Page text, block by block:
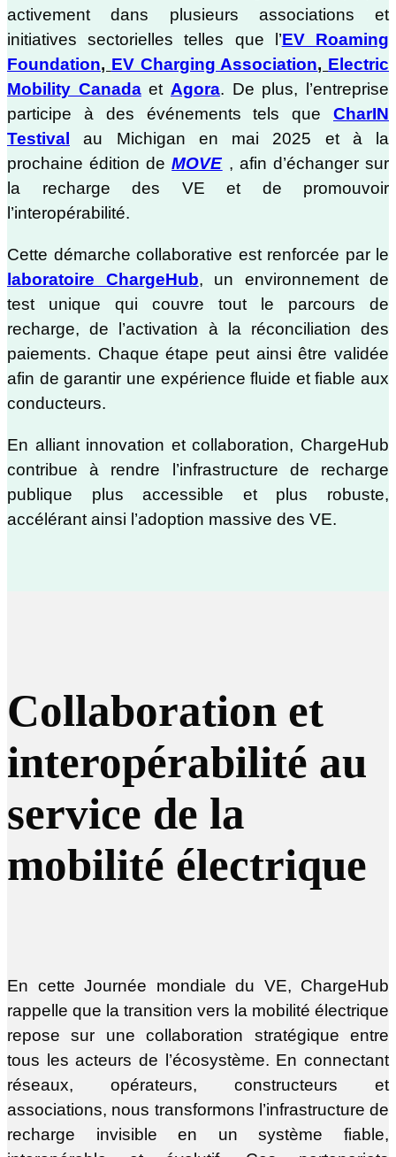
activement dans plusieurs associations et
initiatives sectorielles telles que l’EV Roaming
Foundation, EV Charging Association, Electric
Mobility Canadaet Agora. De plus, l’entreprise
participe à des événements tels que CharIN
Testival
au Michigan en mai 2025 et à la
prochaine édition deMOVE , afin d’échanger sur
la recharge des VE et de promouvoir
l’interopérabilité.
Cette démarche collaborative est renforcée par le
laboratoire ChargeHub, un environnement de
test unique qui couvre tout le parcours de
recharge, de l’activation à la réconciliation des
paiements. Chaque étape peut ainsi être validée
afin de garantir une expérience fluide et fiable aux
conducteurs.
En alliant innovation et collaboration, ChargeHub
contribue à rendre l’infrastructure de recharge
publique plus accessible et plus robuste,
accélérant ainsi l’adoption massive des VE.
Collaboration et
interopérabilité au
service de la
mobilité électrique
En cette Journée mondiale du VE, ChargeHub
rappelle que la transition vers la mobilité électrique
repose sur une collaboration stratégique entre
tous les acteurs de l’écosystème. En connectant
réseaux, opérateurs, constructeurs et
associations, nous transformons l’infrastructure de
recharge invisible en un système fiable,